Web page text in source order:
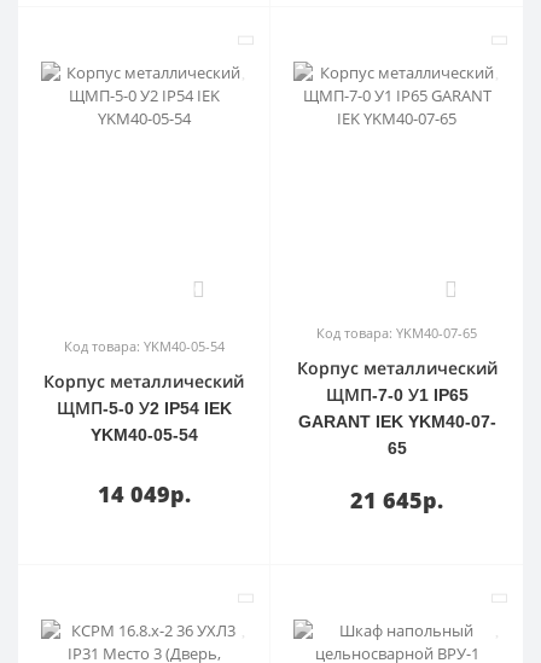
Код товара: YKM40-05-54
Корпус металлический
ЩМП-5-0 У2 IP54 IEK
YKM40-05-54
14 049р.
Код товара: YKM40-07-65
Корпус металлический
ЩМП-7-0 У1 IP65
GARANT IEK YKM40-07-
65
21 645р.